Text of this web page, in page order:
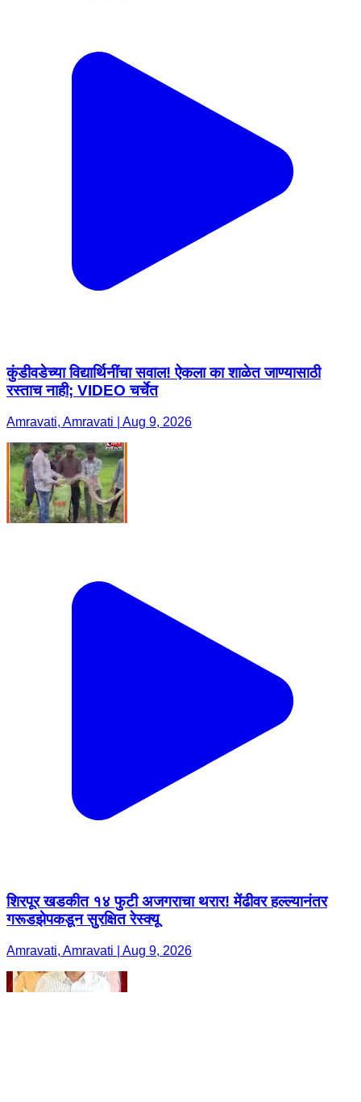
कुंडीवडेच्या विद्यार्थिनींचा सवाल! ऐकला का शाळेत जाण्यासाठी
रस्ताच नाही; VIDEO चर्चेत
Amravati, Amravati | Aug 9, 2026
शिरपूर खडकीत १४ फुटी अजगराचा थरार! मेंढीवर हल्ल्यानंतर
गरूडझेपकडून सुरक्षित रेस्क्यू
Amravati, Amravati | Aug 9, 2026